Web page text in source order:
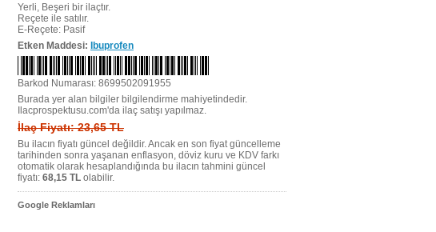
Yerli, Beşeri bir ilaçtır.
Reçete ile satılır.
E-Reçete: Pasif
Etken Maddesi:
Ibuprofen
Barkod Numarası: 8699502091955
Burada yer alan bilgiler bilgilendirme mahiyetindedir.
Ilacprospektusu.com'da ilaç satışı yapılmaz.
İlaç Fiyatı: 23,65 TL
Bu ilacın fiyatı güncel değildir. Ancak en son fiyat güncelleme
tarihinden sonra yaşanan enflasyon, döviz kuru ve KDV farkı
otomatik olarak hesaplandığında bu ilacın tahmini güncel
fiyatı: 68,15 TL olabilir.
Google Reklamları